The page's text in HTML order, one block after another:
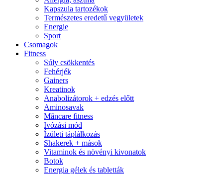
Kapszula tartozékok
Természetes eredetű vegyületek
Energie
Sport
Csomagok
Fitness
Súly csökkentés
Fehérjék
Gainers
Kreatinok
Anabolizátorok + edzés előtt
Aminosavak
Mâncare fitness
Ivózási mód
Ízületi táplálkozás
Shakerek + mások
Vitaminok és növényi kivonatok
Botok
Energia gélek és tabletták